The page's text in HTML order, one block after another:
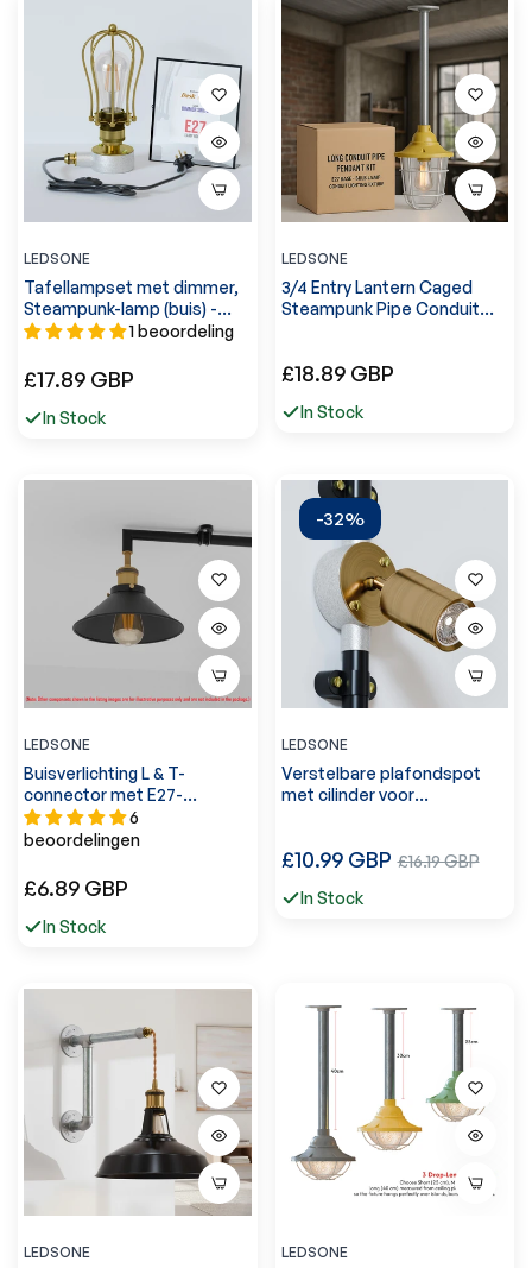
LEDSONE
Tafellampset met dimmer,
Steampunk-lamp (buis) -
5651
1 beoordeling
Normale
£17.89 GBP
In Stock
LEDSONE
3/4 Entry Lantern Caged
Steampunk Pipe Conduit
Normale
£18.89 GBP
In Stock
LEDSONE
Buisverlichting L & T-
connector met E27-
armhouder -5643
6
beoordelingen
Normale
£6.89 GBP
In Stock
-32%
LEDSONE
Verstelbare plafondspot
met cilinder voor
Normale
£10.99 GBPVerkoopprijs
£16.19 GBP
In Stock
LEDSONE LEDSONE